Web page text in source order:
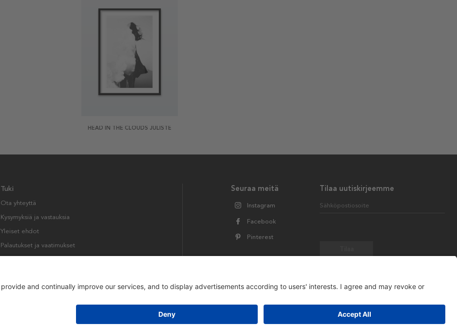
HEAD IN THE CLOUDS JULISTE
Tilaa uutiskirjeemme
Sähköpostiosoite
Seuraa meitä
Instagram
Facebook
Pinterest
Tuki
Ota yhteyttä
Kysymyksiä ja vastauksia
Yleiset ehdot
Palautukset ja vaatimukset